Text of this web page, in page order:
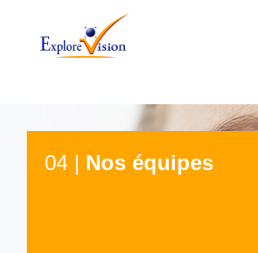
04 | Nos équipes